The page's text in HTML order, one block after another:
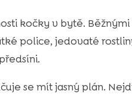
kočky v bytě.
police, jedovaté
se mít jasný plán.